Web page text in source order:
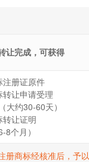
让完成，可获得
注册证原件
转让申请受理
大约30-60天）
转让证明
8个月）
册商标经核准后，予以